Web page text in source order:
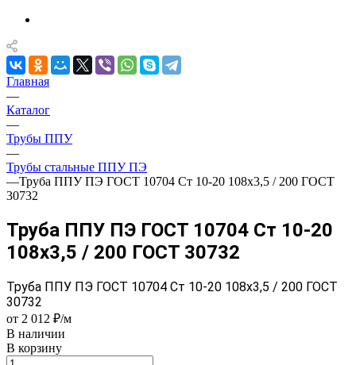
Главная
—
Каталог
—
Трубы ППУ
—
Трубы стальные ППУ ПЭ
—Труба ППУ ПЭ ГОСТ 10704 Ст 10-20 108x3,5 / 200 ГОСТ
30732
Труба ППУ ПЭ ГОСТ 10704 Ст 10-20
108x3,5 / 200 ГОСТ 30732
Труба ППУ ПЭ ГОСТ 10704 Ст 10-20 108x3,5 / 200 ГОСТ
30732
от 2 012 ₽/м
В наличии
В корзину